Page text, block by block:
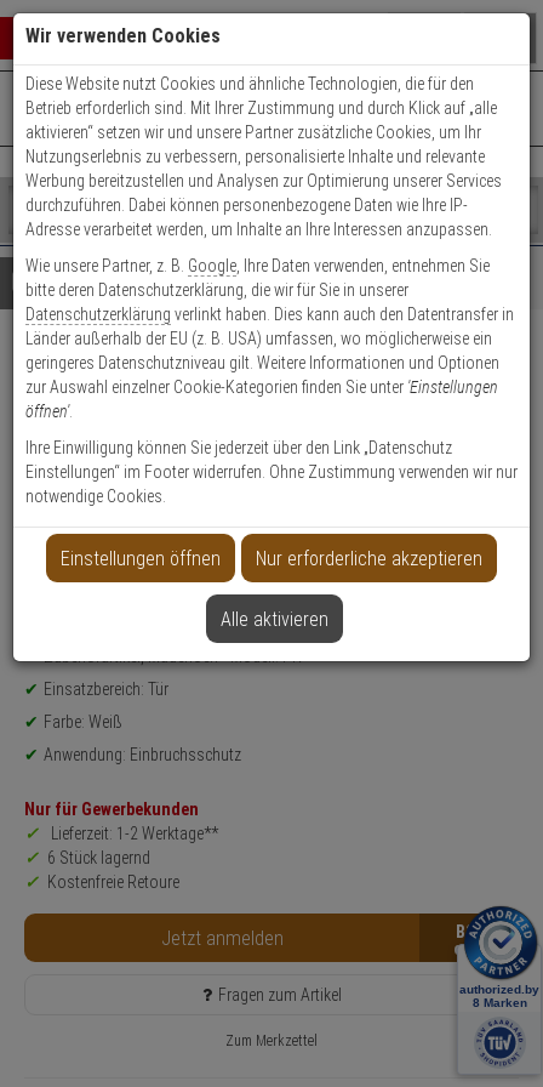
Warenkorb schließen
0 ARTIKEL IM WARENKORB
Ihr Warenkorb ist momentan leer.
Ergebnisse ()
Fertig
Shop
durchsuchen
Bitte
geben
Sie
mindestens
Zeichen
ein,
um
Suche
Es
wurde
noch
Kategorien
Suche
gestartet
+49 (0)821 899 493-0Mo. - Do.: 8:00 - 16:30 | Fr.: 8:00 - 14:00 Uhr
Kontaktservice nutzen
Details Beratung
ABUS Mauer-Lochabdeckung
für PR1400/PR1500
2
Lagerabverkauf
Einsatzbereich: Tür
Farbe: Weiß
Anwendung: Einbruchsschutz
Nur für Gewerbekunden
Lieferzeit: 1-2 Werktage**
6 Stück lagernd
Kostenfreie Retoure
Jetzt anmelden B2B
Fragen zum Artikel
Zum Merkzettel
Wir verwenden Cookies
Diese Website nutzt Cookies und ähnliche Technologien, die für den
Betrieb erforderlich sind. Mit Ihrer Zustimmung und durch Klick auf „alle
aktivieren“ setzen wir und unsere Partner zusätzliche Cookies, um Ihr
Nutzungserlebnis zu verbessern, personalisierte Inhalte und relevante
Werbung bereitzustellen und Analysen zur Optimierung unserer Services
durchzuführen. Dabei können personenbezogene Daten wie Ihre IP-
Adresse verarbeitet werden, um Inhalte an Ihre Interessen anzupassen.
Wie unsere Partner, z. B. Google , Ihre Daten verwenden, entnehmen Sie
bitte deren Datenschutzerklärung, die wir für Sie in unserer
Datenschutzerklärung verlinkt haben. Dies kann auch den Datentransfer in
Länder außerhalb der EU (z. B. USA) umfassen, wo möglicherweise ein
geringeres Datenschutzniveau gilt. Weitere Informationen und Optionen
zur Auswahl einzelner Cookie-Kategorien finden Sie unter 'Einstellungen
öffnen'.
Ihre Einwilligung können Sie jederzeit über den Link „Datenschutz
Einstellungen“ im Footer widerrufen. Ohne Zustimmung verwenden wir nur
notwendige Cookies.
Einstellungen öffnen Nur erforderliche akzeptieren
Alle aktivieren